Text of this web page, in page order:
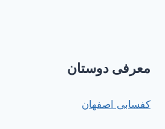
معرفی دوستان
کفسابی اصفهان